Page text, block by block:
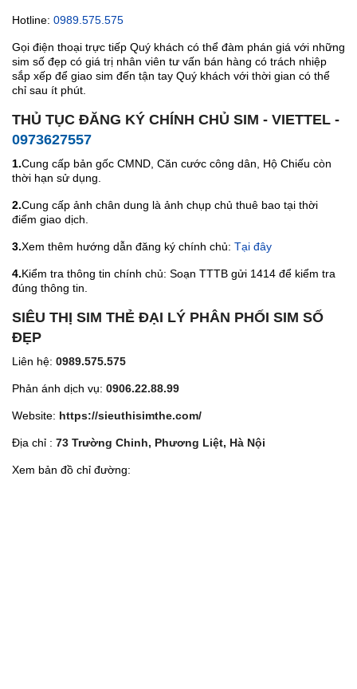
Hotline: 0989.575.575
Gọi điện thoại trực tiếp Quý khách có thể đàm phán giá với những
sim số đẹp có giá trị nhân viên tư vấn bán hàng có trách nhiệp
sắp xếp để giao sim đến tận tay Quý khách với thời gian có thể
chỉ sau ít phút.
THỦ TỤC ĐĂNG KÝ CHÍNH CHỦ SIM - VIETTEL -
0973627557
1.Cung cấp bản gốc CMND, Căn cước công dân, Hộ Chiếu còn
thời hạn sử dụng.
2.Cung cấp ảnh chân dung là ảnh chụp chủ thuê bao tại thời
điểm giao dịch.
3.Xem thêm hướng dẫn đăng ký chính chủ: Tại đây
4.Kiểm tra thông tin chính chủ: Soạn TTTB gửi 1414 để kiểm tra
đúng thông tin.
SIÊU THỊ SIM THẺ ĐẠI LÝ PHÂN PHỐI SIM SỐ
ĐẸP
Liên hệ: 0989.575.575
Phản ánh dịch vụ: 0906.22.88.99
Website: https://sieuthisimthe.com/
Địa chỉ : 73 Trường Chinh, Phương Liệt, Hà Nội
Xem bản đồ chỉ đường: